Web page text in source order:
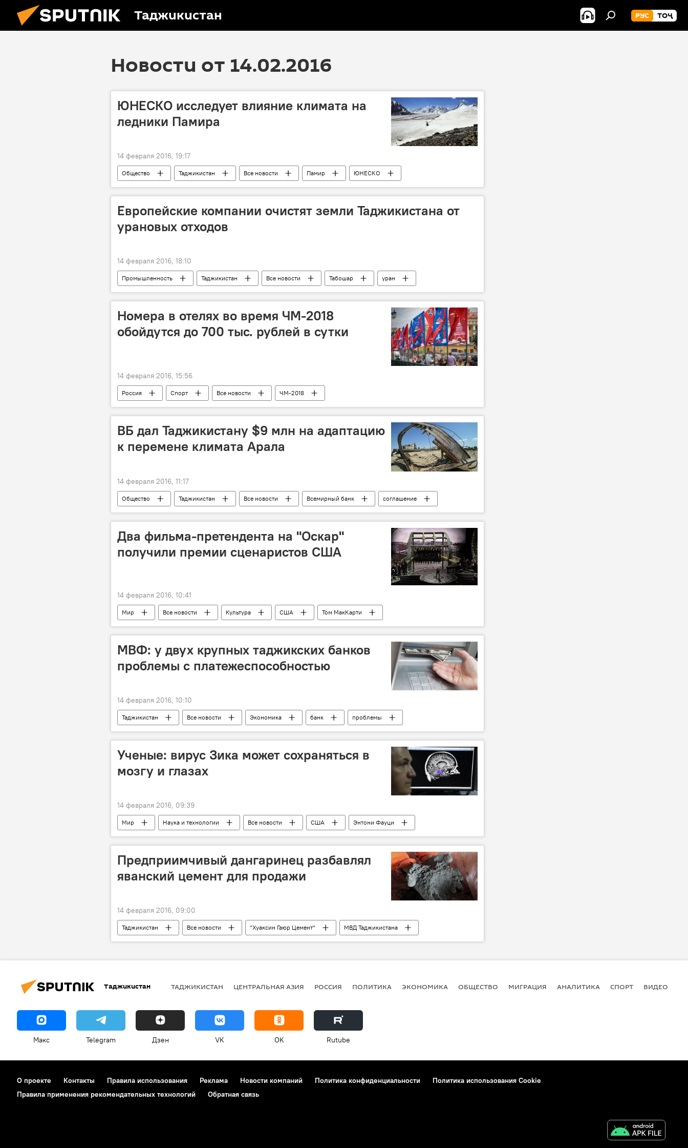
Таджикистан РУС ТОҶ
Новости от 14.02.2016
ЮНЕСКО исследует влияние климата на
ледники Памира
14 февраля 2016, 19:17
Общество Таджикистан Все новости Памир
ЮНЕСКО
ледники
Ташкент
Европейские компании очистят земли Таджикистана от
урановых отходов
14 февраля 2016, 18:10
Промышленность Таджикистан Все новости Табошар уран
Номера в отелях во время ЧМ-2018
обойдутся до 700 тыс. рублей в сутки
14 февраля 2016, 15:56
Россия Спорт Все новости ЧМ-2018
ВБ дал Таджикистану $9 млн на адаптацию
к перемене климата Арала
14 февраля 2016, 11:17
Общество Таджикистан Все новости Всемирный банк
соглашение
программа
Минфин Таджикистана финансы
Два фильма-претендента на "Оскар"
получили премии сценаристов США
14 февраля 2016, 10:41
Мир Все новости Культура США
Том МакКарти
Чарльз Рэндольф
премия церемония
МВФ: у двух крупных таджикских банков
проблемы с платежеспособностью
14 февраля 2016, 10:10
Таджикистан Все новости Экономика банк
проблемы
платежи
МВФ
Ученые: вирус Зика может сохраняться в
мозгу и глазах
14 февраля 2016, 09:39
Мир Наука и технологии Все новости США
Энтони Фауци
иммунитет
Предприимчивый дангаринец разбавлял
яванский цемент для продажи
14 февраля 2016, 09:00
Таджикистан Все новости "Хуаксин Гаюр Цемент"
МВД Таджикистана
цемент
подделка продажа
уголовное дело
Таджикистан ТАДЖИКИСТАН ЦЕНТРАЛЬНАЯ АЗИЯ РОССИЯ ПОЛИТИКА ЭКОНОМИКА ОБЩЕСТВО МИГРАЦИЯ АНАЛИТИКА СПОРТ ВИДЕО
Макс Telegram Дзен VK OK Rutube
О проекте Контакты Правила использования Реклама Новости компаний Политика конфиденциальности
Политика использования Cookie
Правила применения рекомендательных технологий
Обратная связь